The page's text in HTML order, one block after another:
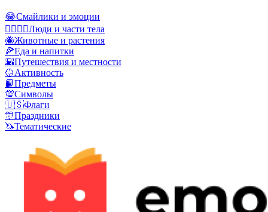
😂Смайлики и эмоции
👩‍❤️‍💋‍👨Люди и части тела
🐝Животные и растения
🍕Еда и напитки
🌇Путешествия и местности
🥎Активность
📙Предметы
💯Символы
🇺🇸Флаги
🎊Праздники
🦄Тематические